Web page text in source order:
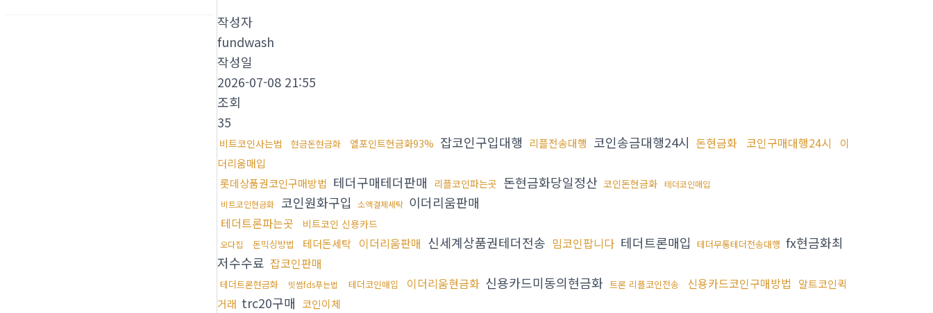
작성자
fundwash
작성일
2026-07-08 21:55
조회
35
비트코인사는법 현금돈현금화 엘포인트현금화93% 잡코인구입대행 리플전송대행 코인송금대행24시 돈현금화 코인구매대행24시
이
더리움매입
롯데상품권코인구매방법 테더구매테더판매 리플코인파는곳 돈현금화당일정산 코인돈현금화 테더코인매입
비트코인현금화
코인원화구입 소액결제세탁 이더리움판매
테더트론파는곳 비트코인 신용카드
오다집 돈믹싱방법 테더돈세탁 이더리움판매 신세계상품권테더전송 밈코인팝니다 테더트론매입 테더무통테더전송대행 fx현금화최
저수수료 잡코인판매
테더트론현금화 빗썸fds푸는법 테더코인매입 이더리움현금화 신용카드미동의현금화 트론 리플코인전송 신용카드코인구매방법
알트코인퀵
거래 trc20구매 코인이체